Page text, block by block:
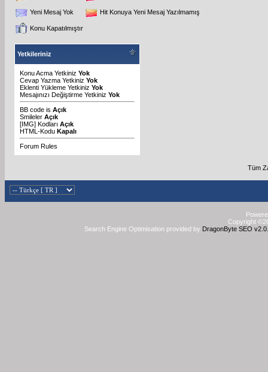
Yeni Mesaj Yok Hit Konuya Yeni Mesaj Yazılmamış
Konu Kapatılmıştır
Yetkileriniz
Konu Acma Yetkiniz Yok
Cevap Yazma Yetkiniz Yok
Eklenti Yükleme Yetkiniz Yok
Mesajınızı Değiştirme Yetkiniz Yok
BB code is Açık
Smileler Açık
[IMG] Kodları Açık
HTML-Kodu Kapalı
Forum Rules
Tüm
Copyright
Search Engine Optimisation provided by DragonByte SEO